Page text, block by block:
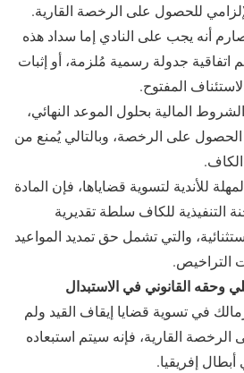
للحصول على الرخصة القارية.
أنه يجب على النادي إما سداد هذه
اتفاقية جدولة رسمية مُلزمة، أو إثبات
المفتوح.
المالية بحلول الموعد النهائي،
الحصول على الرخصة، وبالتالي يُمنع من
للأندية لتسوية قضاياها، فإن المادة
التنفيذية للكاف سلطة تقديرية
والتي تشمل حق تمديد المواعيد
التراخيص.
وحقه القانوني في الاستبدال
في تسوية قضايا إيقاف القيد ولم
القارية، فإنه سيتم استبعاده
إفريقيا.